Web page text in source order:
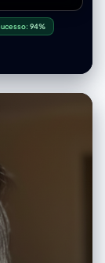
no shadows
94%